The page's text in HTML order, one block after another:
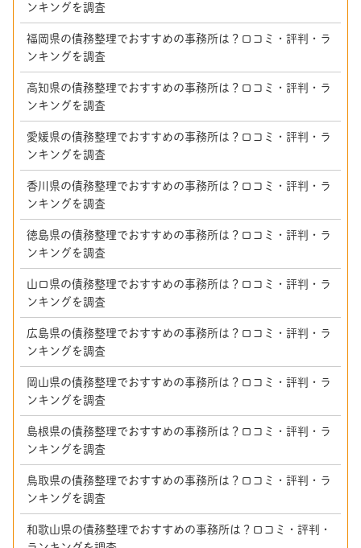
ンキングを調査
福岡県の債務整理でおすすめの事務所は？口コミ・評判・ラ
ンキングを調査
高知県の債務整理でおすすめの事務所は？口コミ・評判・ラ
ンキングを調査
愛媛県の債務整理でおすすめの事務所は？口コミ・評判・ラ
ンキングを調査
香川県の債務整理でおすすめの事務所は？口コミ・評判・ラ
ンキングを調査
徳島県の債務整理でおすすめの事務所は？口コミ・評判・ラ
ンキングを調査
山口県の債務整理でおすすめの事務所は？口コミ・評判・ラ
ンキングを調査
広島県の債務整理でおすすめの事務所は？口コミ・評判・ラ
ンキングを調査
岡山県の債務整理でおすすめの事務所は？口コミ・評判・ラ
ンキングを調査
島根県の債務整理でおすすめの事務所は？口コミ・評判・ラ
ンキングを調査
鳥取県の債務整理でおすすめの事務所は？口コミ・評判・ラ
ンキングを調査
和歌山県の債務整理でおすすめの事務所は？口コミ・評判・